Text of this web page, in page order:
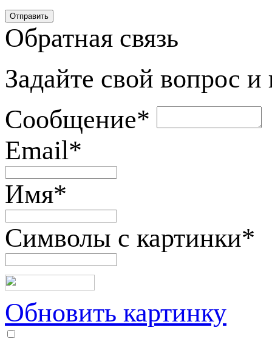
Обратная связь
Задайте свой вопрос
Сообщение*
Email*
Имя*
Символы с картинки*
Обновить картинку